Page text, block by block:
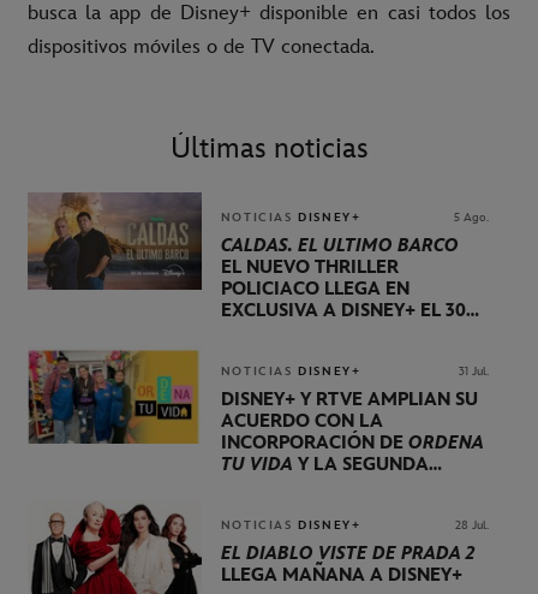
busca la app de Disney+ disponible en casi todos los
dispositivos móviles o de TV conectada.
Últimas noticias
NOTICIAS DISNEY+ 5 Ago.
CALDAS. EL ÚLTIMO BARCO
EL NUEVO THRILLER
POLICIACO LLEGA EN
EXCLUSIVA A DISNEY+ EL 30
NOTICIAS DISNEY+ 31 Jul.
DISNEY+ Y RTVE AMPLÍAN SU
ACUERDO CON LA
INCORPORACIÓN DE ORDENA
TU VIDA Y LA SEGUNDA
NOTICIAS DISNEY+ 28 Jul.
EL DIABLO VISTE DE PRADA 2
LLEGA MAÑANA A DISNEY+